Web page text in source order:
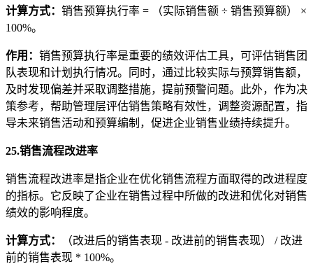
计算方式： 销售预算执行率 = （实际销售额 ÷ 销售预算额） ×
100%。
作用 ： 销售预算执行率是重要的绩效评估工具，可评估销售团
队表现和计划执行情况。同时，通过比较实际与预算销售额，
及时发现偏差并采取调整措施，提前预警问题。此外，作为决
策参考，帮助管理层评估销售策略有效性，调整资源配置，指
导未来销售活动和预算编制，促进企业销售业绩持续提升。
25.销售流程改进率
销售流程改进率是指企业在优化销售流程方面取得的改进程度
的指标。它反映了企业在销售过程中所做的改进和优化对销售
绩效的影响程度。
计算方式：
（改进后的销售表现 - 改进前的销售表现） / 改进
前的销售表现 * 100%。